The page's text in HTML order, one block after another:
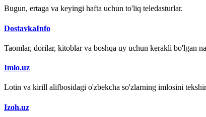
Bugun, ertaga va keyingi hafta uchun to'liq teledasturlar.
DostavkaInfo
Taomlar, dorilar, kitoblar va boshqa uy uchun kerakli bo'lgan
Imlo.uz
Lotin va kirill alifbosidagi o'zbekcha so'zlarning imlosini
Izoh.uz